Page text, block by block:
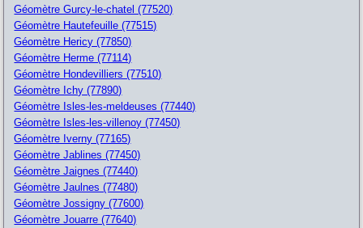
Géomètre Gurcy-le-chatel (77520)
Géomètre Hautefeuille (77515)
Géomètre Hericy (77850)
Géomètre Herme (77114)
Géomètre Hondevilliers (77510)
Géomètre Ichy (77890)
Géomètre Isles-les-meldeuses (77440)
Géomètre Isles-les-villenoy (77450)
Géomètre Iverny (77165)
Géomètre Jablines (77450)
Géomètre Jaignes (77440)
Géomètre Jaulnes (77480)
Géomètre Jossigny (77600)
Géomètre Jouarre (77640)